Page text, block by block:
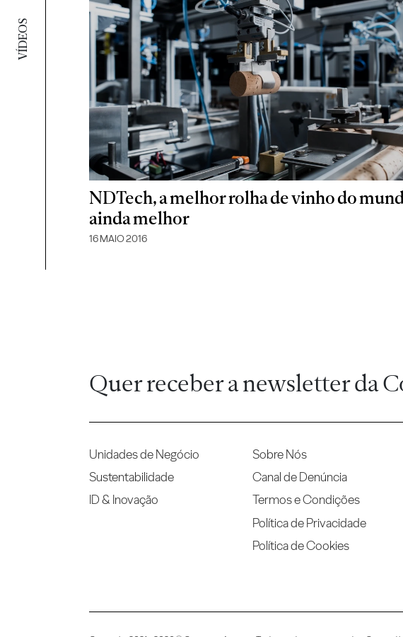
VÍDEOS
NDTech, a melhor rolha de vinho do
ainda melhor
16 MAIO 2016
Quer receber a newsletter da
Unidades de Negócio
Sustentabilidade
ID & Inovação
Sobre Nós
Canal de Denúncia
Termos e Condições
Política de Privacidade
Política de Cookies